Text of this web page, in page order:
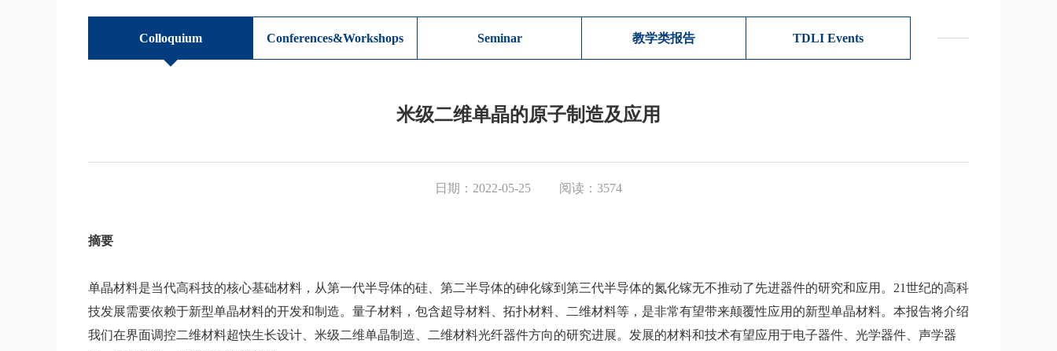
Colloquium Conferences&Workshops Seminar 教学类报告 TDLI Events
米级二维单晶的原子制造及应用
日期：2022-05-25 阅读：3574
摘要
单晶材料是当代高科技的核心基础材料，从第一代半导体的硅、第二半导体的砷化镓到第三代半导体的氮化镓无不推动了先进器件的研究和应用。21世纪的高科
技发展需要依赖于新型单晶材料的开发和制造。量子材料，包含超导材料、拓扑材料、二维材料等，是非常有望带来颠覆性应用的新型单晶材料。本报告将介绍
我们在界面调控二维材料超快生长设计、米级二维单晶制造、二维材料光纤器件方向的研究进展。发展的材料和技术有望应用于电子器件、光学器件、声学器